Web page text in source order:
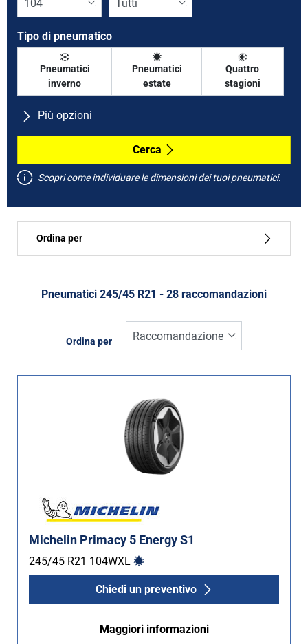
Tipo di pneumatico
Pneumatici
inverno
Pneumatici
estate
Quattro
stagioni
Più opzioni
Tutte le marche
Tipo di vettura
Run flat
Cerca
Scopri come individuare le dimensioni dei tuoi pneumatici.
Ordina per
Tipo di pneumatico
Inverno (6)
4X4 (8)
Furgone (0)
Camper (0)
Run flat
Runflat (0)
Pneumatici ‎245/45 R21 - 28 raccomandazioni
Ordina per
Michelin Primacy 5 Energy S1
245/45 R21 104WXL
Chiedi un preventivo
Maggiori informazioni